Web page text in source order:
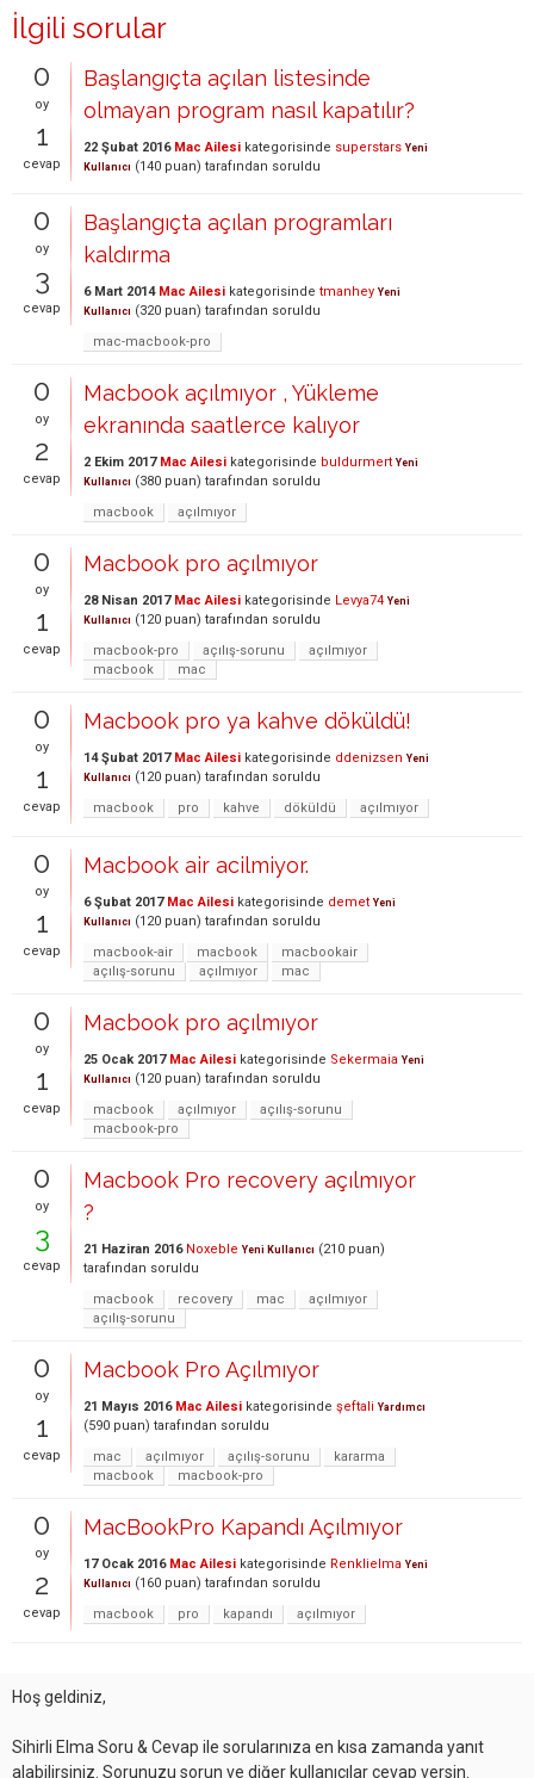
İlgili sorular
0
oy
1
cevap
Başlangıçta açılan listesinde
olmayan program nasıl kapatılır?
22 Şubat 2016 Mac Ailesi kategorisinde superstars Yeni
Kullanıcı (140 puan) tarafından soruldu
0
oy
3
cevap
Başlangıçta açılan programları
kaldırma
6 Mart 2014 Mac Ailesi kategorisinde tmanhey Yeni
Kullanıcı (320 puan) tarafından soruldu
mac-macbook-pro
0
oy
2
cevap
Macbook açılmıyor , Yükleme
ekranında saatlerce kalıyor
2 Ekim 2017 Mac Ailesi kategorisinde buldurmert Yeni
Kullanıcı (380 puan) tarafından soruldu
macbook
açılmıyor
0
oy
1
cevap
Macbook pro açılmıyor
28 Nisan 2017 Mac Ailesi kategorisinde Levya74 Yeni
Kullanıcı (120 puan) tarafından soruldu
macbook-pro
açılış-sorunu
açılmıyor
macbook
mac
0
oy
1
cevap
Macbook pro ya kahve döküldü!
14 Şubat 2017 Mac Ailesi kategorisinde ddenizsen Yeni
Kullanıcı (120 puan) tarafından soruldu
macbook
pro kahve döküldü açılmıyor
0
oy
1
cevap
Macbook air acilmiyor.
6 Şubat 2017 Mac Ailesi kategorisinde demet Yeni
Kullanıcı (120 puan) tarafından soruldu
macbook-air
macbook
macbookair
açılış-sorunu
açılmıyor mac
0
oy
1
cevap
Macbook pro açılmıyor
25 Ocak 2017 Mac Ailesi kategorisinde Sekermaia Yeni
Kullanıcı (120 puan) tarafından soruldu
macbook
açılmıyor
açılış-sorunu
macbook-pro
0
oy
3
cevap
Macbook Pro recovery açılmıyor
?
21 Haziran 2016 Noxeble Yeni Kullanıcı (210 puan)
tarafından soruldu
macbook
recovery mac
açılmıyor
açılış-sorunu
0
oy
1
cevap
Macbook Pro Açılmıyor
21 Mayıs 2016 Mac Ailesi kategorisinde şeftali Yardımcı
(590 puan) tarafından soruldu
mac
açılmıyor açılış-sorunu
kararma
macbook
macbook-pro
0
oy
2
cevap
MacBookPro Kapandı Açılmıyor
17 Ocak 2016 Mac Ailesi kategorisinde Renklielma Yeni
Kullanıcı (160 puan) tarafından soruldu
macbook
pro kapandı açılmıyor
Hoş geldiniz,
Sihirli Elma Soru & Cevap ile sorularınıza en kısa zamanda yanıt
alabilirsiniz. Sorunuzu sorun ve diğer kullanıcılar cevap versin.